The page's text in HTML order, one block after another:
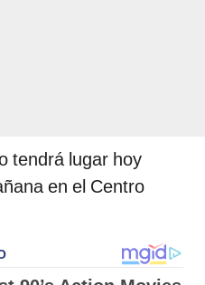
tendrá lugar hoy
en el Centro